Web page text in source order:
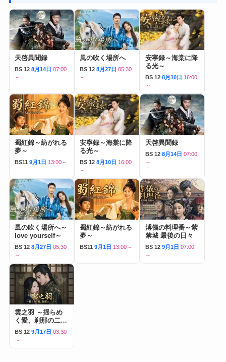
天啓異聞録
BS 12 8月14日 07:00
～
風の吹く場所へ
BS 12 8月27日 05:30
～
安寧録～海棠に降
る光～
BS 12 8月10日 16:00
～
蜀紅錦～紡がれる
夢～
BS11 9月1日 13:00～
安寧録～海棠に降
る光～
BS 12 8月10日 16:00
～
天啓異聞録
BS 12 8月14日 07:00
～
風の吹く場所へ～
love yourself～
BS 12 8月27日 05:30
～
蜀紅錦～紡がれる
夢～
BS11 9月1日 13:00～
溥儀の料理番～紫
禁城 最後の日々
BS 12 9月1日 07:00
～
雲之羽 ～揺らめ
く愛、刹那の二人
～
BS 12 9月17日 03:30
～